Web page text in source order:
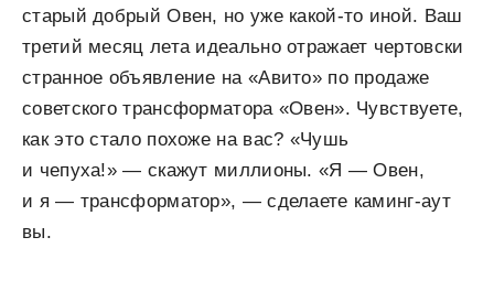
старый добрый Овен, но уже какой-то иной. Ваш
третий месяц лета идеально отражает чертовски
странное объявление на «Авито» по продаже
советского трансформатора «Овен». Чувствуете,
как это стало похоже на вас? «Чушь
и чепуха!» — скажут миллионы. «Я — Овен,
и я — трансформатор», — сделаете каминг-аут
вы.